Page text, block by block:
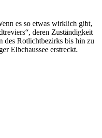
es so etwas wirklich gibt,
deren Zuständigkeit
des Rotlichtbezirks bis hin zu
Elbchaussee erstreckt.